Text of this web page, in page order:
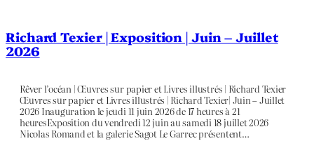
Richard Texier | Exposition | Juin – Juillet
2026
Rêver l’océan | Œuvres sur papier et Livres illustrés | Richard Texier
Œuvres sur papier et Livres illustrés | Richard Texier| Juin – Juillet
2026 Inauguration le jeudi 11 juin 2026 de 17 heures à 21
heuresExposition du vendredi 12 juin au samedi 18 juillet 2026
Nicolas Romand et la galerie Sagot Le Garrec présentent…